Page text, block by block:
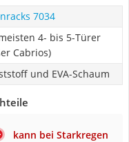
7034
4- bis 5-Türer
Cabrios)
und EVA-Schaum
kann bei Starkregen